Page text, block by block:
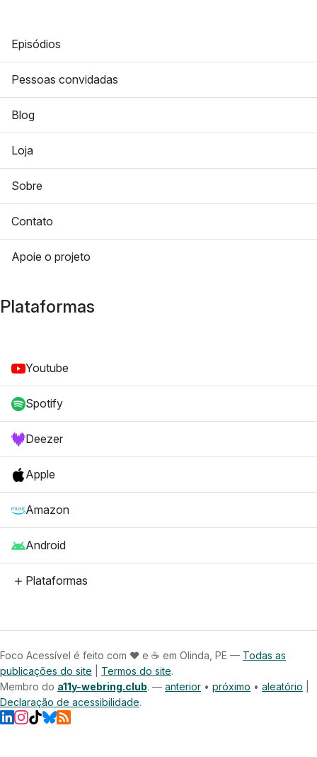
Episódios
Pessoas convidadas
Blog
Loja
Sobre
Contato
Apoie o projeto
Plataformas
Youtube
Spotify
Deezer
Apple
Amazon
Android
Plataformas
Foco Acessível é feito com ❤️ e ☕ em Olinda, PE — Todas as
publicações do site
Termos do site.
Membro do a11y-webring.club. — anterior • próximo • aleatório
Declaração de acessibilidade.
LinkedIn
Instagram
TikTok
Bluesky
RSS